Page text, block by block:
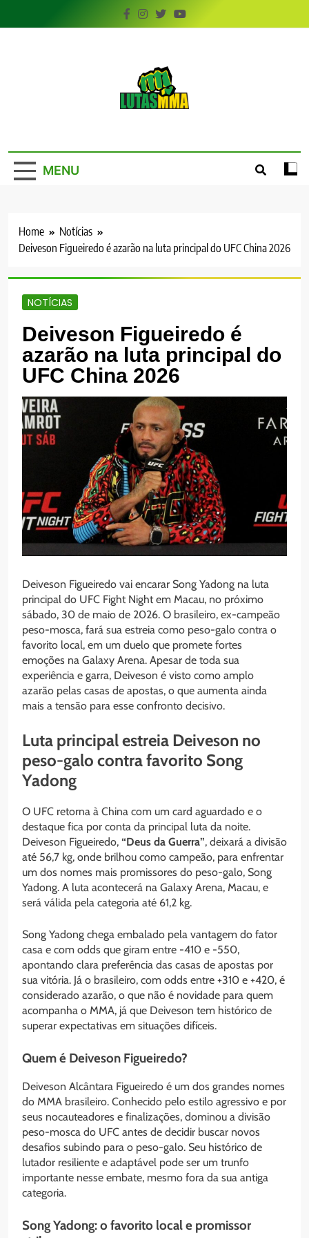
to
MENU
Home
Notícias
Deiveson Figueiredo é azarão na luta principal do UFC China 2026
NOTÍCIAS
Deiveson Figueiredo é
azarão na luta principal do
UFC China 2026
Deiveson Figueiredo vai encarar Song Yadong na luta
principal do UFC Fight Night em Macau, no próximo
sábado, 30 de maio de 2026. O brasileiro, ex-campeão
peso-mosca, fará sua estreia como peso-galo contra o
favorito local, em um duelo que promete fortes
emoções na Galaxy Arena. Apesar de toda sua
experiência e garra, Deiveson é visto como amplo
azarão pelas casas de apostas, o que aumenta ainda
mais a tensão para esse confronto decisivo.
Luta principal estreia Deiveson no
peso-galo contra favorito Song
Yadong
O UFC retorna à China com um card aguardado e o
destaque fica por conta da principal luta da noite.
Deiveson Figueiredo, “Deus da Guerra”, deixará a divisão
até 56,7 kg, onde brilhou como campeão, para enfrentar
um dos nomes mais promissores do peso-galo, Song
Yadong. A luta acontecerá na Galaxy Arena, Macau, e
será válida pela categoria até 61,2 kg.
Song Yadong chega embalado pela vantagem do fator
casa e com odds que giram entre -410 e -550,
apontando clara preferência das casas de apostas por
sua vitória. Já o brasileiro, com odds entre +310 e +420, é
considerado azarão, o que não é novidade para quem
acompanha o MMA, já que Deiveson tem histórico de
superar expectativas em situações difíceis.
Quem é Deiveson Figueiredo?
Deiveson Alcântara Figueiredo é um dos grandes nomes
do MMA brasileiro. Conhecido pelo estilo agressivo e por
seus nocauteadores e finalizações, dominou a divisão
peso-mosca do UFC antes de decidir buscar novos
desafios subindo para o peso-galo. Seu histórico de
lutador resiliente e adaptável pode ser um trunfo
importante nesse embate, mesmo fora da sua antiga
categoria.
Song Yadong: o favorito local e promissor